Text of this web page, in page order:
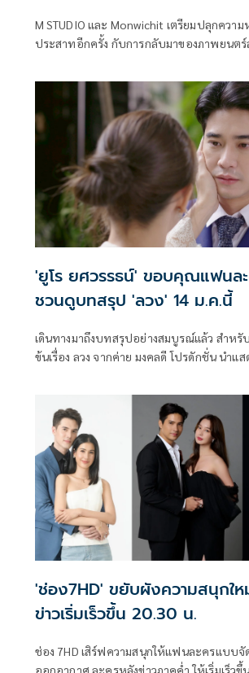
M STUDIO และ Monwichit เตรียมปลุกควา
ประสาทอีกครั้ง กับการกลับมาของภาพยนต
มณวิจิตร พร้อมปล่อย “โปสเตอร์อย่างเป็นทา
เซอร์แรก” ออกมาเรียกเสียงฮือฮา สร้างกระแ
ตั้งแต่ยังไม่เข้าฉาย
'ยูโร ยศวรรธน์' ขอบคุณแฟนล
ชวนดูบทสรุป 'ลวง' 14 ม.ค.นี้
เดินทางมาถึงบทสรุปอย่างสมบูรณ์แล้ว สำหรั
ข้นเรื่อง ลวง จากค่าย มงคลดี โปรดักชั่น นำแส
รับกระแสตอบรับอย่างอบอุ่นตั้งแต่ตอนแรก
'ช่อง7HD' ขยับผังความสนุกให
ข่าวเริ่มเร็วขึ้น 20.30 น.
ช่อง 7HD เสิร์ฟความสนุกให้แฟนละครแบบจั
ออกอากาศ ละครหลังข่าวภาคค่ำ ให้เริ่มเร็วขึ้